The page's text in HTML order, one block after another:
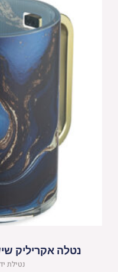
נטלה אקריליק שיש
נטילת